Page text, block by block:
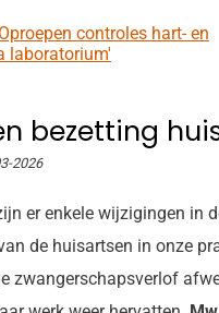
controles hart- en
laboratorium'
bezetting
2026
er enkele wijzigingen in
de huisartsen in onze
zwangerschapsverlof